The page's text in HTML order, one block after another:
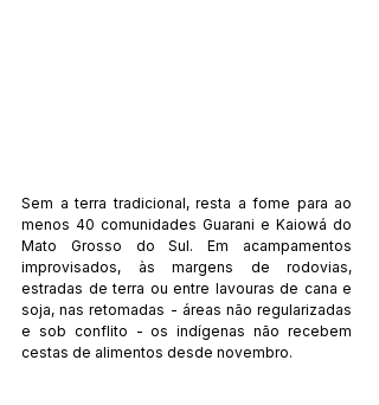
Sem a terra tradicional, resta a fome para ao
menos 40 comunidades Guarani e Kaiowá do
Mato Grosso do Sul. Em acampamentos
improvisados, às margens de rodovias,
estradas de terra ou entre lavouras de cana e
soja, nas retomadas - áreas não regularizadas
e sob conflito - os indígenas não recebem
cestas de alimentos desde novembro.